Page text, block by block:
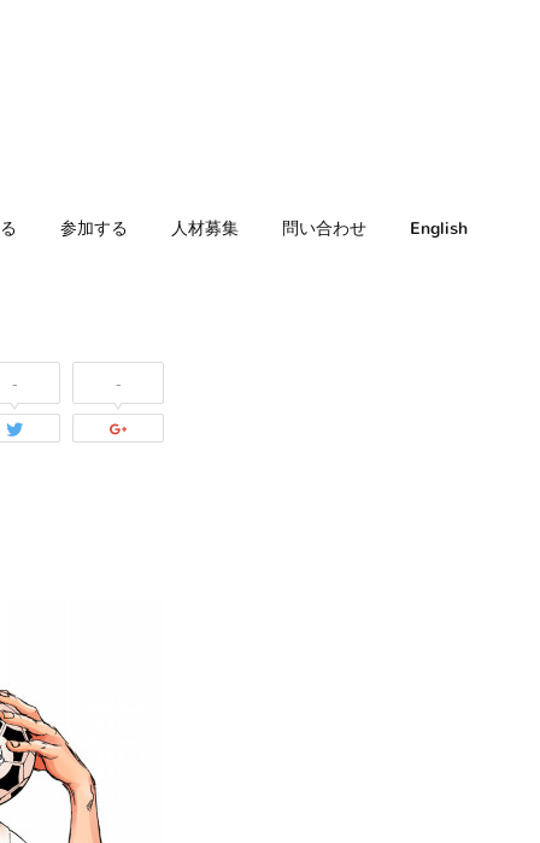
参加する 人材募集 問い合わせ English
- -